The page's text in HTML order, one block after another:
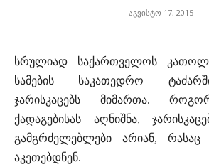
აგვისტო 17, 2015
სრულიად საქართველოს
სამების საკათედრო
ჯარისკაცებს მიმართა.
ქადაგებისას აღნიშნა,
გამგრძელებლები არიან, რასაც
აკეთებდნენ.